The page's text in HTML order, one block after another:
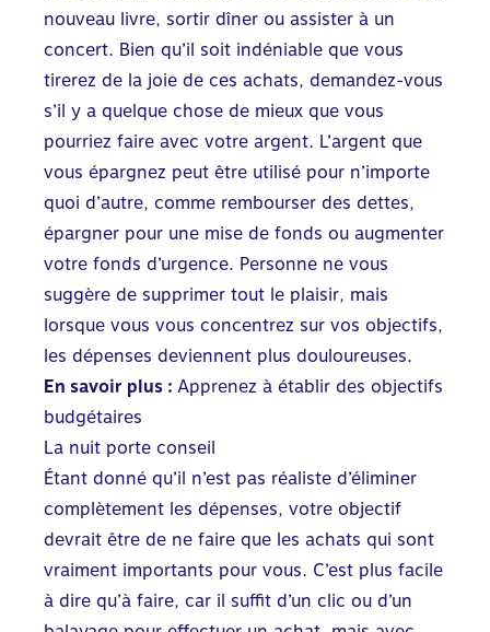
nouveau livre, sortir dîner ou assister à un
concert. Bien qu’il soit indéniable que vous
tirerez de la joie de ces achats, demandez-vous
s’il y a quelque chose de mieux que vous
pourriez faire avec votre argent. L’argent que
vous épargnez peut être utilisé pour n’importe
quoi d’autre, comme rembourser des dettes,
épargner pour une mise de fonds ou augmenter
votre fonds d’urgence. Personne ne vous
suggère de supprimer tout le plaisir, mais
lorsque vous vous concentrez sur vos objectifs,
les dépenses deviennent plus douloureuses.
En savoir plus : Apprenez à établir des objectifs
budgétaires
La nuit porte conseil
Étant donné qu’il n’est pas réaliste d’éliminer
complètement les dépenses, votre objectif
devrait être de ne faire que les achats qui sont
vraiment importants pour vous. C’est plus facile
à dire qu’à faire, car il suffit d’un clic ou d’un